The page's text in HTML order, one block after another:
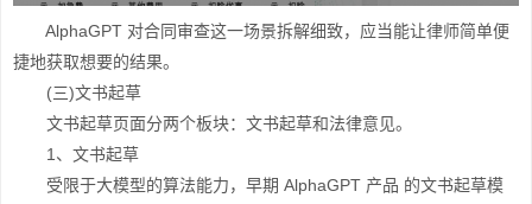
AlphaGPT 对合同审查这一场景拆解细致，应当能让律师简单便
捷地获取想要的结果。
(三)文书起草
文书起草页面分两个板块：文书起草和法律意见。
1、文书起草
受限于大模型的算法能力，早期 AlphaGPT 产品 的文书起草模